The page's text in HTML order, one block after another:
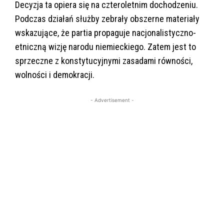
Decyzja ta opiera się na czteroletnim dochodzeniu.
Podczas działań służby zebrały obszerne materiały
wskazujące, że partia propaguje nacjonalistyczno-
etniczną wizję narodu niemieckiego. Zatem jest to
sprzeczne z konstytucyjnymi zasadami równości,
wolności i demokracji.
- Advertisement -